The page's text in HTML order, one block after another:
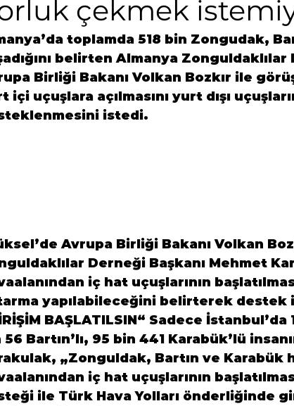
çekmek
toplamda 518 bin Zongudak,
belirten Almanya
Birliği Bakanı Volkan Bozkır ile
içi uçuşlara açılmasını yurt dışı
istedi.
Avrupa Birliği Bakanı Volkan
Derneği Başkanı Mehmet
iç hat uçuşlarının
yapılabileceğini belirterek destek
BAŞLATILSIN“ Sadece
56 Bartın’lı, 95 bin 441 Karabük’lü
„Zonguldak, Bartın ve Karabük
iç hat uçuşlarının
ile Türk Hava Yolları önderliğinde